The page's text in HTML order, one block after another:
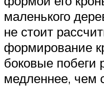
маленького
не стоит
формирование
боковые побеги
медленнее, чем